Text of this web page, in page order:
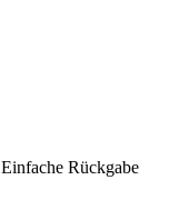
Einfache Rückgabe